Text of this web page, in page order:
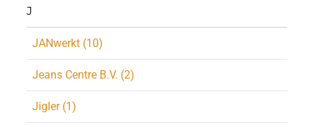
J
JANwerkt (10)
Jeans Centre B.V. (2)
Jigler (1)